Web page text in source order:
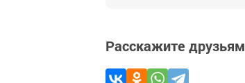
Расскажите друзьям